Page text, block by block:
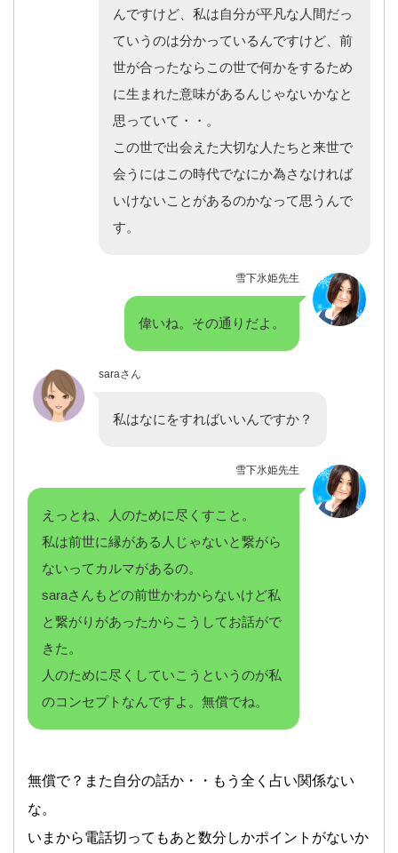
んですけど、私は自分が平凡な人間だっ
ていうのは分かっているんですけど、前
世が合ったならこの世で何かをするため
に生まれた意味があるんじゃないかなと
思っていて・・。
この世で出会えた大切な人たちと来世で
会うにはこの時代でなにか為さなければ
いけないことがあるのかなって思うんで
す。
雪下氷姫先生
偉いね。その通りだよ。
saraさん
私はなにをすればいいんですか？
雪下氷姫先生
えっとね、人のために尽くすこと。
私は前世に縁がある人じゃないと繋がら
ないってカルマがあるの。
saraさんもどの前世かわからないけど私
と繋がりがあったからこうしてお話がで
きた。
人のために尽くしていこうというのが私
のコンセプトなんですよ。無償でね。
無償で？また自分の話か・・もう全く占い関係ない
な。
いまから電話切ってもあと数分しかポイントがないか